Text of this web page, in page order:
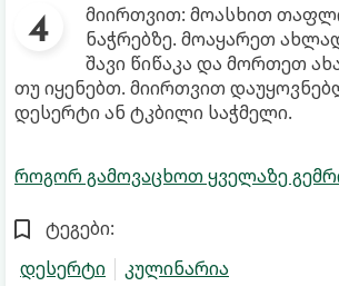
მიირთვით: მოასხით
ნაჭრებზე. მოაყარეთ
შავი წიწაკა და მორთეთ
თუ იყენებთ. მიირთვით
დესერტი ან ტკბილი საჭმელი.
როგორ გამოვაცხოთ ყველაზე
ტეგები:
დესერტი
კულინარია